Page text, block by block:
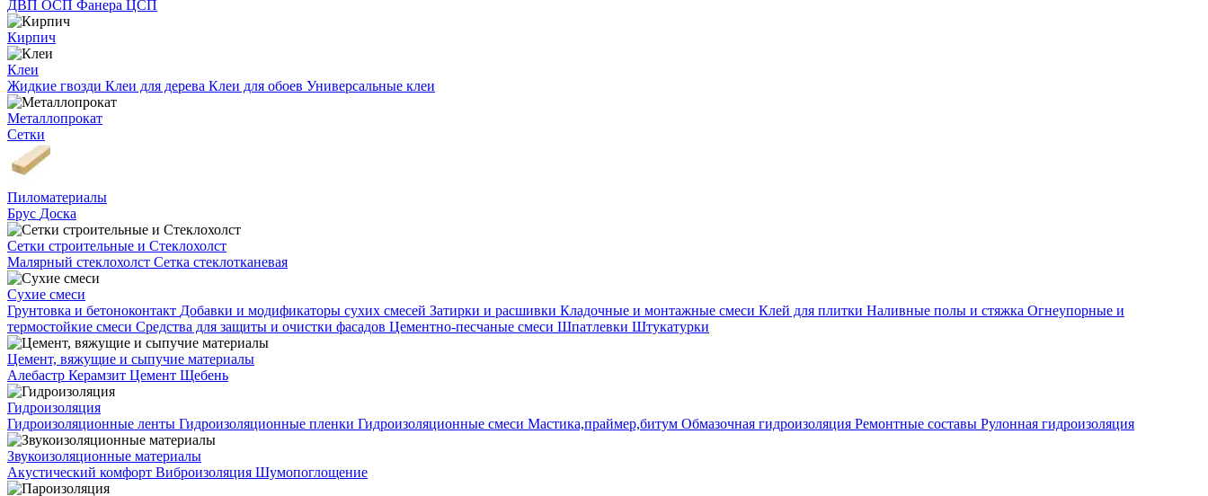
ДВП ОСП Фанера ЦСП
Кирпич
Клеи
Жидкие гвозди Клеи для дерева Клеи для обоев Универсальные клеи
Металлопрокат
Сетки
Пиломатериалы
Брус Доска
Сетки строительные и Стеклохолст
Малярный стеклохолст Сетка стеклотканевая
Сухие смеси
Грунтовка и бетоноконтакт Добавки и модификаторы сухих смесей Затирки и расшивки Кладочные и монтажные смеси Клей для плитки Наливные полы и стяжка Огнеупорные и
термостойкие смеси Средства для защиты и очистки фасадов Цементно-песчаные смеси Шпатлевки Штукатурки
Цемент, вяжущие и сыпучие материалы
Алебастр Керамзит Цемент Щебень
Гидроизоляция
Гидроизоляционные ленты Гидроизоляционные пленки Гидроизоляционные смеси Мастика,праймер,битум Обмазочная гидроизоляция Ремонтные составы Рулонная гидроизоляция
Звукоизоляционные материалы
Акустический комфорт Виброизоляция Шумопоглощение